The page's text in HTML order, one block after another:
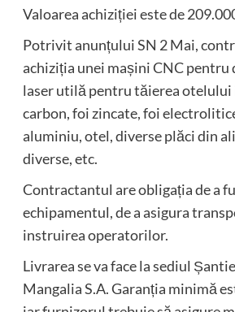
Valoarea achiziției este de
Potrivit anunțului SN 2 Mai,
achiziția unei mașini CNC pentru
laser utilă pentru tăierea otelului
carbon, foi zincate, foi
aluminiu, otel, diverse plăci din
diverse, etc.
Contractantul are obligația de a
echipamentul, de a asigura
instruirea operatorilor.
Livrarea se va face la sediul
Mangalia S.A. Garanția minimă